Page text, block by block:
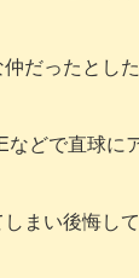
だったとし
どで直球に
まい後悔し